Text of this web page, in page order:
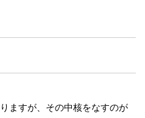
ますが、その中核をなすのが